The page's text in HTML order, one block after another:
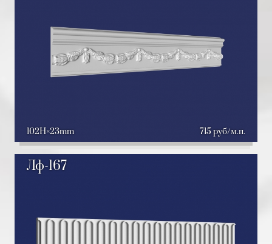
102H 23mm 715 руб/м.п.
Лф-167